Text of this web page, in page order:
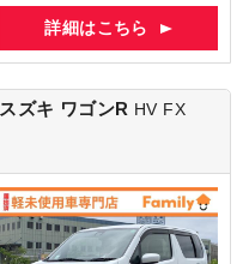
詳細はこちら
スズキ ワゴンR HV FX